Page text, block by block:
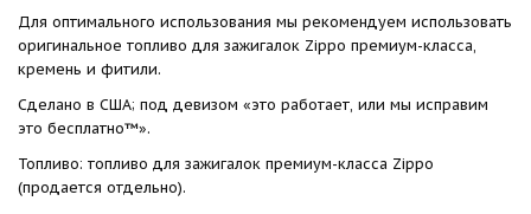
Для оптимального использования мы рекомендуем использовать
оригинальное топливо для зажигалок Zippo премиум-класса,
кремень и фитили.
Сделано в США; под девизом «это работает, или мы исправим
это бесплатно™».
Топливо: топливо для зажигалок премиум-класса Zippo
(продается отдельно).